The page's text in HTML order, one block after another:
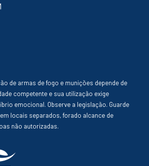
de armas de fogo e munições depende de
competente e sua utilização exige
emocional. Observe a legislação. Guarde
locais separados, forado alcance de
não autorizadas.